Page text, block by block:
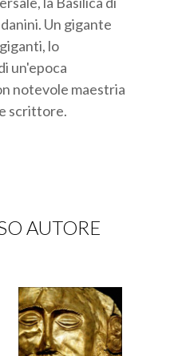
Un gigante
lo
un'epoca
notevole maestria
scrittore.
AUTORE